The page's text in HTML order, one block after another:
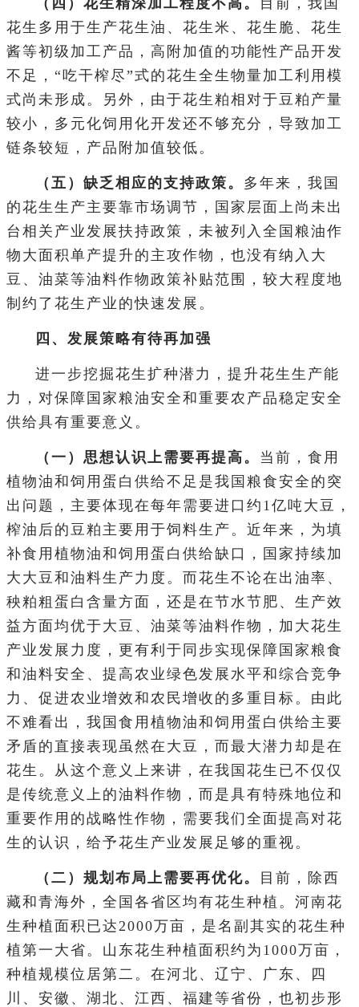
（四）花生精深加工程度不高。
目前，我国
花生多用于生产花生油、花生米、花生脆、花生
酱等初级加工产品，高附加值的功能性产品开发
不足，“吃干榨尽”式的花生全生物量加工利用模
式尚未形成。另外，由于花生粕相对于豆粕产量
较小，多元化饲用化开发还不够充分，导致加工
链条较短，产品附加值较低。
（五）缺乏相应的支持政策。 多年来，我国
的花生生产主要靠市场调节，国家层面上尚未出
台相关产业发展扶持政策，未被列入全国粮油作
物大面积单产提升的主攻作物，也没有纳入大
豆、油菜等油料作物政策补贴范围，较大程度地
制约了花生产业的快速发展。
四、发展策略有待再加强
进一步挖掘花生扩种潜力，提升花生生产能
力，对保障国家粮油安全和重要农产品稳定安全
供给具有重要意义。
（一）思想认识上需要再提高。 当前，食用
植物油和饲用蛋白供给不足是我国粮食安全的突
出问题，主要体现在每年需要进口约1亿吨大豆，
榨油后的豆粕主要用于饲料生产。近年来，为填
补食用植物油和饲用蛋白供给缺口，国家持续加
大大豆和油料生产力度。而花生不论在出油率、
秧粕粗蛋白含量方面，还是在节水节肥、生产效
益方面均优于大豆、油菜等油料作物，加大花生
产业发展力度，更有利于同步实现保障国家粮食
和油料安全、提高农业绿色发展水平和综合竞争
力、促进农业增效和农民增收的多重目标。由此
不难看出，我国食用植物油和饲用蛋白供给主要
矛盾的直接表现虽然在大豆，而最大潜力却是在
花生。从这个意义上来讲，在我国花生已不仅仅
是传统意义上的油料作物，而是具有特殊地位和
重要作用的战略性作物，需要我们全面提高对花
生的认识，给予花生产业发展足够的重视。
（二）规划布局上需要再优化。
目前，除西
藏和青海外，全国各省区均有花生种植。河南花
生种植面积已达2000万亩，是名副其实的花生种
植第一大省。山东花生种植面积约为1000万亩，
种植规模位居第二。在河北、辽宁、广东、四
川、安徽、湖北、江西、福建等省份，也初步形